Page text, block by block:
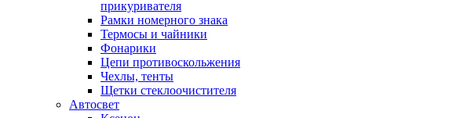
прикуривателя
Рамки номерного знака
Термосы и чайники
Фонарики
Цепи противоскольжения
Чехлы, тенты
Щетки стеклоочистителя
Автосвет